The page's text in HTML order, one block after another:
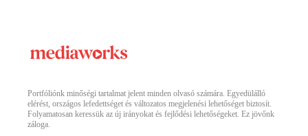
Portfóliónk minőségi tartalmat jelent minden olvasó számára. Egyedülálló
elérést, országos lefedettséget és változatos megjelenési lehetőséget biztosít.
Folyamatosan keressük az új irányokat és fejlődési lehetőségeket. Ez jövőnk
záloga.